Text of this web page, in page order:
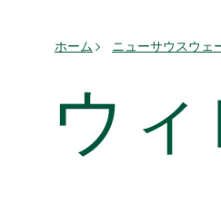
ホーム ニューサウスウェ
ウ